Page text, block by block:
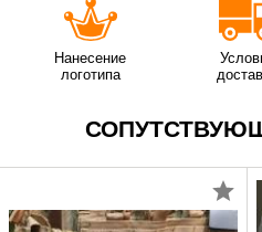
Нанесение
логотипа